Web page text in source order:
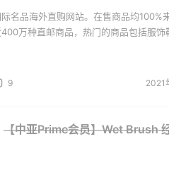
名品海外直购网站。在售商品均
万种直邮商品，热门的商品包括服
9 2021
【中亚Prime会员】Wet Brush
Bloomingdales：时尚热
卖！入手珑骧、Tory
肤洗护等
无门槛7.5折